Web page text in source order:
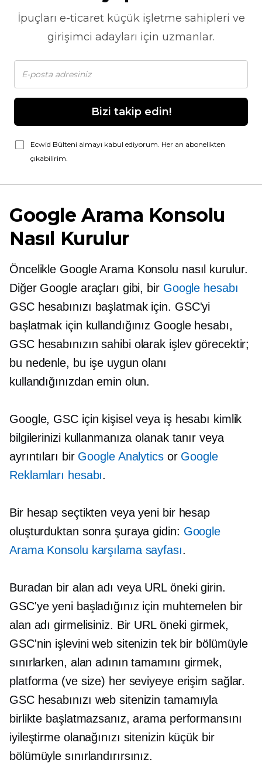
İpuçları e-ticaretküçük işletme sahipleri ve
girişimci adayları için uzmanlar.
Bizi takip edin!
Ecwid Bülteni almayı kabul ediyorum. Her an abonelikten
çıkabilirim.
Google Arama Konsolu
Nasıl Kurulur
Öncelikle Google Arama Konsolu nasıl kurulur.
Diğer Google araçları gibi, bir Google hesabı
GSC hesabınızı başlatmak için. GSC'yi
başlatmak için kullandığınız Google hesabı,
GSC hesabınızın sahibi olarak işlev görecektir;
bu nedenle, bu işe uygun olanı
kullandığınızdan emin olun.
Google, GSC için kişisel veya iş hesabı kimlik
bilgilerinizi kullanmanıza olanak tanır veya
ayrıntıları bir Google Analyticsor Google
Reklamları hesabı.
Bir hesap seçtikten veya yeni bir hesap
oluşturduktan sonra şuraya gidin: Google
Arama Konsolu karşılama sayfası.
Buradan bir alan adı veya URL öneki girin.
GSC'ye yeni başladığınız için muhtemelen bir
alan adı girmelisiniz. Bir URL öneki girmek,
GSC'nin işlevini web sitenizin tek bir bölümüyle
sınırlarken, alan adının tamamını girmek,
platforma (ve size) her seviyeye erişim sağlar.
GSC hesabınızı web sitenizin tamamıyla
birlikte başlatmazsanız, arama performansını
iyileştirme olanağınızı sitenizin küçük bir
bölümüyle sınırlandırırsınız.